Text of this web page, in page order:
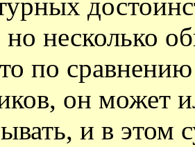
несколько
по
он может
и в этом